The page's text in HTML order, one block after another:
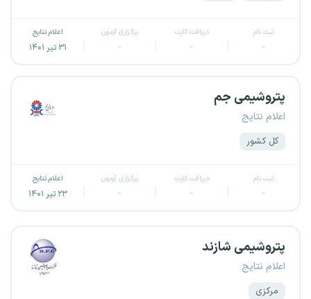
ثبت نام
-
دریافت کارت
-
برگزاری آزمون
-
اعلام نتایج
۳۱ تیر ۱۴۰۱
پتروشیمی جم
اعلام نتایج
کل کشور
ثبت نام
-
دریافت کارت
-
برگزاری آزمون
-
اعلام نتایج
۲۳ تیر ۱۴۰۱
پتروشیمی شازند
اعلام نتایج
مرکزی